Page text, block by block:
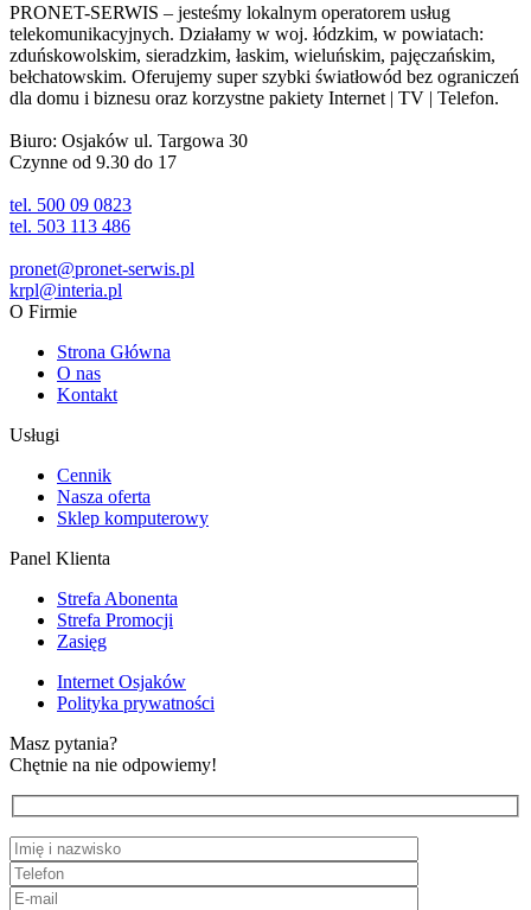
PRONET-SERWIS – jesteśmy lokalnym operatorem usług
telekomunikacyjnych. Działamy w woj. łódzkim, w powiatach:
zduńskowolskim, sieradzkim, łaskim, wieluńskim, pajęczańskim,
bełchatowskim. Oferujemy super szybki światłowód bez ograniczeń
dla domu i biznesu oraz korzystne pakiety Internet | TV | Telefon.
Biuro: Osjaków ul. Targowa 30
Czynne od 9.30 do 17
tel. 500 09 0823
tel. 503 113 486
pronet@pronet-serwis.pl
krpl@interia.pl
O Firmie
Strona Główna
O nas
Kontakt
Usługi
Cennik
Nasza oferta
Sklep komputerowy
Panel Klienta
Strefa Abonenta
Strefa Promocji
Zasięg
Internet Osjaków
Polityka prywatności
Masz pytania?
Chętnie na nie odpowiemy!